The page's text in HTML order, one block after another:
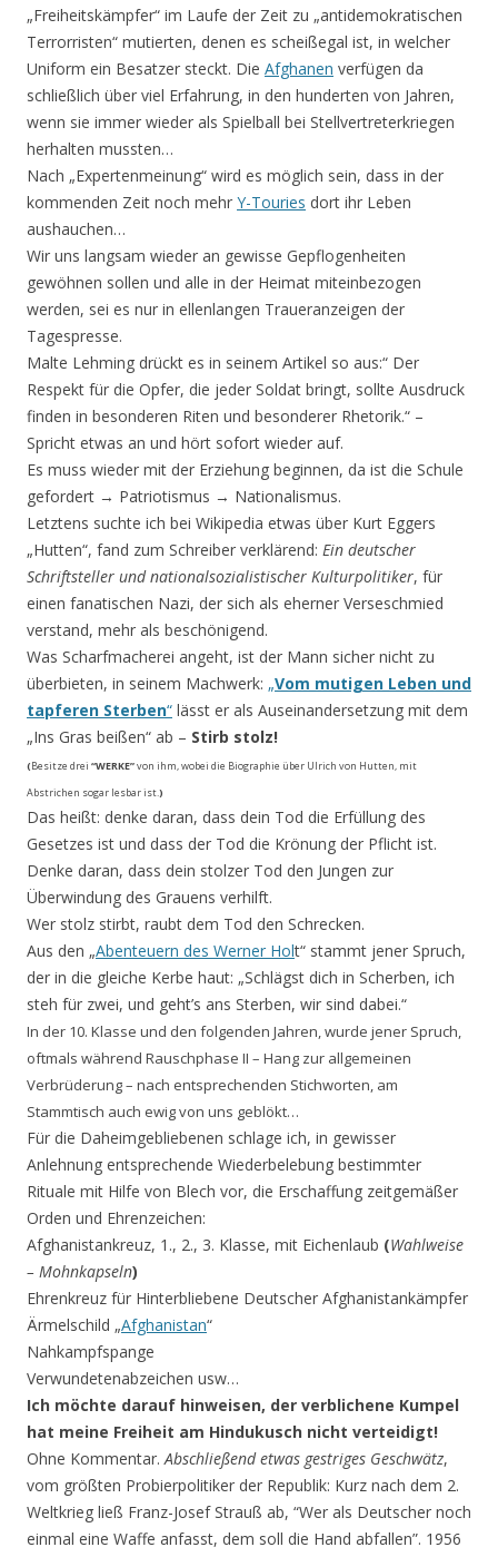
„Freiheitskämpfer“ im Laufe der Zeit zu „antidemokratischen
Terrorristen“ mutierten, denen es scheißegal ist, in welcher
Uniform ein Besatzer steckt. Die Afghanen verfügen da
schließlich über viel Erfahrung, in den hunderten von Jahren,
wenn sie immer wieder als Spielball bei Stellvertreterkriegen
herhalten mussten…
Nach „Expertenmeinung“ wird es möglich sein, dass in der
kommenden Zeit noch mehr Y-Touries dort ihr Leben
aushauchen…
Wir uns langsam wieder an gewisse Gepflogenheiten
gewöhnen sollen und alle in der Heimat miteinbezogen
werden, sei es nur in ellenlangen Traueranzeigen der
Tagespresse.
Malte Lehming drückt es in seinem Artikel so aus:“ Der
Respekt für die Opfer, die jeder Soldat bringt, sollte Ausdruck
finden in besonderen Riten und besonderer Rhetorik.“ –
Spricht etwas an und hört sofort wieder auf.
Es muss wieder mit der Erziehung beginnen, da ist die Schule
gefordert → Patriotismus → Nationalismus.
Letztens suchte ich bei Wikipedia etwas über Kurt Eggers
„Hutten“, fand zum Schreiber verklärend: Ein deutscher
Schriftsteller und nationalsozialistischer Kulturpolitiker, für
einen fanatischen Nazi, der sich als eherner Verseschmied
verstand, mehr als beschönigend.
Was Scharfmacherei angeht, ist der Mann sicher nicht zu
überbieten, in seinem Machwerk: „Vom mutigen Leben und
tapferen Sterben“ lässt er als Auseinandersetzung mit dem
„Ins Gras beißen“ ab – Stirb stolz!
(Besitze drei “WERKE”von ihm, wobei die Biographie über Ulrich von Hutten, mit
Abstrichen sogar lesbar ist.)
Das heißt: denke daran, dass dein Tod die Erfüllung des
Gesetzes ist und dass der Tod die Krönung der Pflicht ist.
Denke daran, dass dein stolzer Tod den Jungen zur
Überwindung des Grauens verhilft.
Wer stolz stirbt, raubt dem Tod den Schrecken.
Aus den „Abenteuern des Werner Holt“ stammt jener Spruch,
der in die gleiche Kerbe haut: „Schlägst dich in Scherben, ich
steh für zwei, und geht’s ans Sterben, wir sind dabei.“
In der 10. Klasse und den folgenden Jahren, wurde jener Spruch,
oftmals während Rauschphase II – Hang zur allgemeinen
Verbrüderung – nach entsprechenden Stichworten, am
Stammtisch auch ewig von uns geblökt…
Für die Daheimgebliebenen schlage ich, in gewisser
Anlehnung entsprechende Wiederbelebung bestimmter
Rituale mit Hilfe von Blech vor, die Erschaffung zeitgemäßer
Orden und Ehrenzeichen:
Afghanistankreuz, 1., 2., 3. Klasse, mit Eichenlaub (Wahlweise
– Mohnkapseln)
Ehrenkreuz für Hinterbliebene Deutscher Afghanistankämpfer
Ärmelschild „Afghanistan“
Nahkampfspange
Verwundetenabzeichen usw…
Ich möchte darauf hinweisen, der verblichene Kumpel
hat meine Freiheit am Hindukusch nicht verteidigt!
Ohne Kommentar. Abschließend etwas gestriges Geschwätz,
vom größten Probierpolitiker der Republik: Kurz nach dem 2.
Weltkrieg ließ Franz-Josef Strauß ab, “Wer als Deutscher noch
einmal eine Waffe anfasst, dem soll die Hand abfallen”. 1956